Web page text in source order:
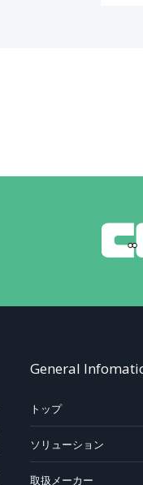
General
トップ
ソリューション
取扱メーカー